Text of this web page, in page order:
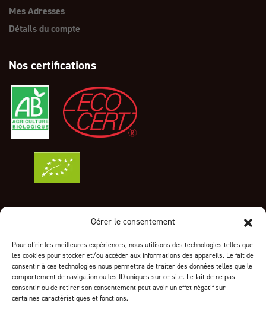
Gérer le consentement
Pour offrir les meilleures expériences, nous utilisons des technologies telles que
les cookies pour stocker et/ou accéder aux informations des appareils. Le fait de
consentir à ces technologies nous permettra de traiter des données telles que le
comportement de navigation ou les ID uniques sur ce site. Le fait de ne pas
consentir ou de retirer son consentement peut avoir un effet négatif sur
certaines caractéristiques et fonctions.
Mes Adresses
Détails du compte
Nos certifications
Informations sur votre boutique
24 ZA des Genêts
1319 Boulevard Jean Moulin
83700 Saint-Raphaël
Appelez-nous au :04 94 96 73 79